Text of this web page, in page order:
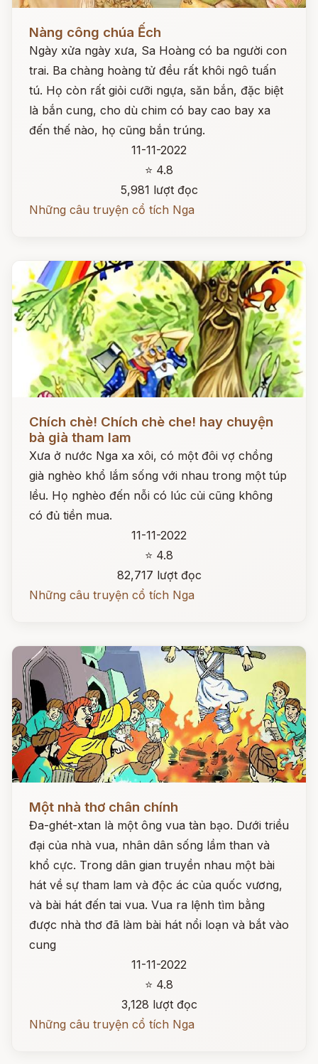
Nàng công chúa Ếch
Ngày xửa ngày xưa, Sa Hoàng có ba người con
trai. Ba chàng hoàng tử đều rất khôi ngô tuấn
tú. Họ còn rất giỏi cưỡi ngựa, săn bắn, đặc biệt
là bắn cung, cho dù chim có bay cao bay xa
đến thế nào, họ cũng bắn trúng.
11-11-2022
⭐ 4.8
5,981 lượt đọc
Những câu truyện cổ tích Nga
Chích chè! Chích chè che! hay chuyện
bà già tham lam
Xưa ở nước Nga xa xôi, có một đôi vợ chồng
già nghèo khổ lắm sống với nhau trong một túp
lều. Họ nghèo đến nỗi có lúc củi cũng không
có đủ tiền mua.
11-11-2022
⭐ 4.8
82,717 lượt đọc
Những câu truyện cổ tích Nga
Một nhà thơ chân chính
Đa-ghét-xtan là một ông vua tàn bạo. Dưới triều
đại của nhà vua, nhân dân sống lầm than và
khổ cực. Trong dân gian truyền nhau một bài
hát về sự tham lam và độc ác của quốc vương,
và bài hát đến tai vua. Vua ra lệnh tìm bằng
được nhà thơ đã làm bài hát nổi loạn và bắt vào
cung
11-11-2022
⭐ 4.8
3,128 lượt đọc
Những câu truyện cổ tích Nga